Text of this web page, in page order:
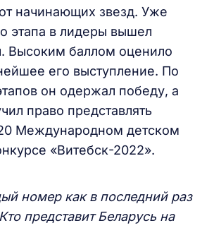
начинающих звезд. Уже
этапа в лидеры вышел
Высоким баллом оценило
его выступление. По
он одержал победу, а
право представлять
Международном детском
«Витебск-2022».
номер как в последний раз
представит Беларусь на